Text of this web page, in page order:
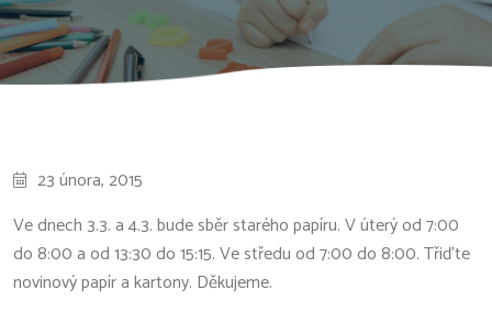
23 února, 2015
Ve dnech 3.3. a 4.3. bude sběr starého papíru. V úterý od 7:00
do 8:00 a od 13:30 do 15:15. Ve středu od 7:00 do 8:00. Třiďte
novinový papír a kartony. Děkujeme.